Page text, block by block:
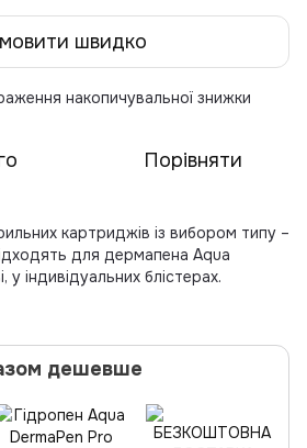
швидко
накопичувальної знижки
Порівняти
картриджів із вибором типу –
для дермапена Aqua
індивідуальних блістерах.
дешевше